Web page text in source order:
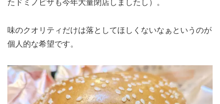
たドミノピザも今年大量閉店しましたし）。
味のクオリティだけは落としてほしくないなぁというのが
個人的な希望です。